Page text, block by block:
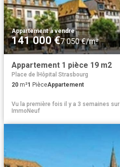
Appartement·à vendre
141 000 €7 050 €/m²
Appartement 1 pièce 19 m2
Place de lHôpital Strasbourg
20 m²1 PièceAppartement
Vu la première fois il y a 3 semaines sur
ImmoNeuf